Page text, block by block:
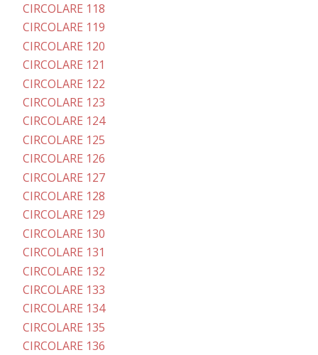
CIRCOLARE 118
CIRCOLARE 119
CIRCOLARE 120
CIRCOLARE 121
CIRCOLARE 122
CIRCOLARE 123
CIRCOLARE 124
CIRCOLARE 125
CIRCOLARE 126
CIRCOLARE 127
CIRCOLARE 128
CIRCOLARE 129
CIRCOLARE 130
CIRCOLARE 131
CIRCOLARE 132
CIRCOLARE 133
CIRCOLARE 134
CIRCOLARE 135
CIRCOLARE 136